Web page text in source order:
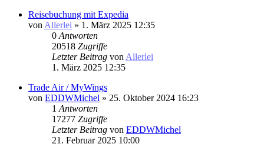
Reisebuchung mit Expedia
von Allerlei » 1. März 2025 12:35
0 Antworten
20518 Zugriffe
Letzter Beitrag von Allerlei
1. März 2025 12:35
Trade Air / MyWings
von EDDWMichel » 25. Oktober 2024 16:23
1 Antworten
17277 Zugriffe
Letzter Beitrag von EDDWMichel
21. Februar 2025 10:00